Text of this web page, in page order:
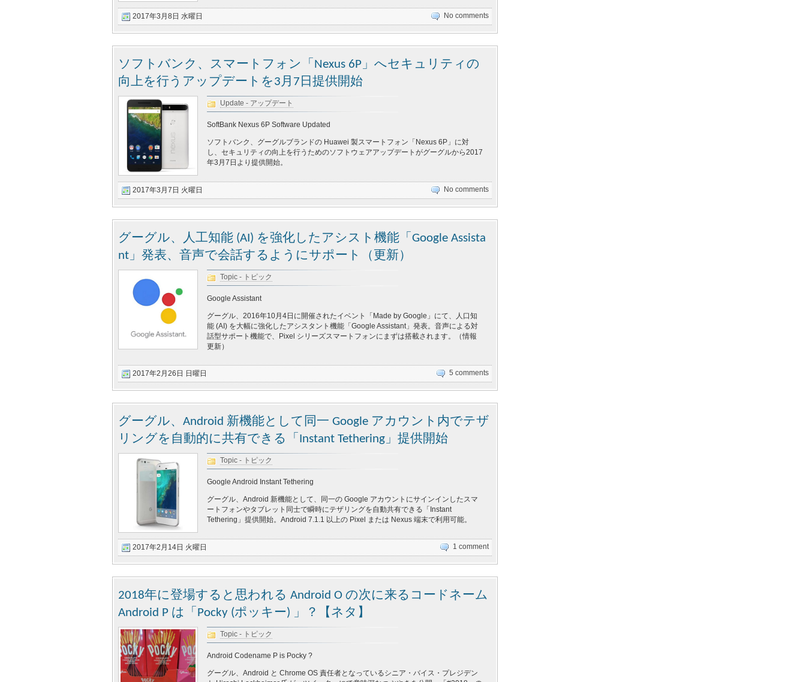
2017年3月8日 水曜日 No comments
ソフトバンク、スマートフォン「Nexus 6P」へセキュリティの
向上を行うアップデートを3月7日提供開始
Update - アップデート
SoftBank Nexus 6P Software Updated
ソフトバンク、グーグルブランドの Huawei 製スマートフォン「Nexus 6P」に対
し、セキュリティの向上を行うためのソフトウェアアップデートがグーグルから2017
年3月7日より提供開始。
2017年3月7日 火曜日 No comments
グーグル、人工知能 (AI) を強化したアシスト機能「Google Assista
nt」発表、音声で会話するようにサポート（更新）
Topic - トピック
Google Assistant
グーグル、2016年10月4日に開催されたイベント「Made by Google」にて、人口知
能 (AI) を大幅に強化したアシスタント機能「Google Assistant」発表。音声による対
話型サポート機能で、Pixel シリーズスマートフォンにまずは搭載されます。（情報
更新）
2017年2月26日 日曜日 5 comments
グーグル、Android 新機能として同一 Google アカウント内でテザ
リングを自動的に共有できる「Instant Tethering」提供開始
Topic - トピック
Google Android Instant Tethering
グーグル、Android 新機能として、同一の Google アカウントにサインインしたスマ
ートフォンやタブレット同士で瞬時にテザリングを自動共有できる「Instant
Tethering」提供開始。Android 7.1.1 以上の Pixel または Nexus 端末で利用可能。
2017年2月14日 火曜日 1 comment
2018年に登場すると思われる Android O の次に来るコードネーム
Android P は「Pocky (ポッキー) 」？【ネタ】
Topic - トピック
Android Codename P is Pocky ?
グーグル、Android と Chrome OS 責任者となっているシニア・バイス・プレジデン